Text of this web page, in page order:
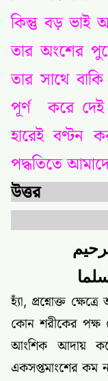
কিন্তু বড় ভাই
তার অংশের
তার সাথে
পূর্ণ করে
হারেই বণ্টন
পদ্ধতিতে
হ্যাঁ, প্রশ্নোক্ত
কোন শরীকের পক্ষ
আংশিক আদায়
একসপ্তমাংশের কম